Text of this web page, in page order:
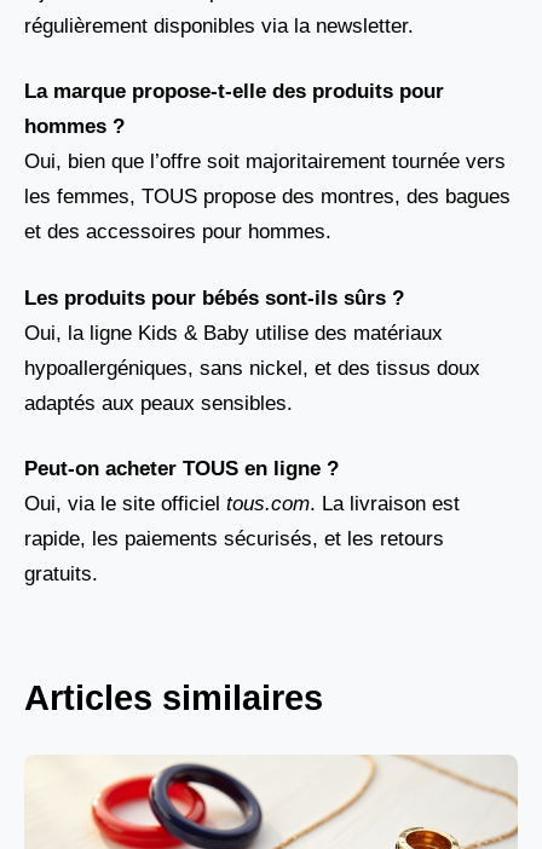
régulièrement disponibles via la newsletter.
La marque propose-t-elle des produits pour
hommes ?
Oui, bien que l’offre soit majoritairement tournée vers
les femmes, TOUS propose des montres, des bagues
et des accessoires pour hommes.
Les produits pour bébés sont-ils sûrs ?
Oui, la ligne Kids & Baby utilise des matériaux
hypoallergéniques, sans nickel, et des tissus doux
adaptés aux peaux sensibles.
Peut-on acheter TOUS en ligne ?
Oui, via le site officiel tous.com. La livraison est
rapide, les paiements sécurisés, et les retours
gratuits.
Articles similaires